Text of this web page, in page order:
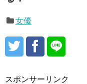
女優
スポンサーリンク